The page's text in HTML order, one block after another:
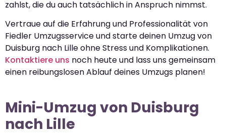
zahlst, die du auch tatsächlich in Anspruch nimmst.
Vertraue auf die Erfahrung und Professionalität von
Fiedler Umzugsservice und starte deinen Umzug von
Duisburg nach Lille ohne Stress und Komplikationen.
Kontaktiere uns noch heute und lass uns gemeinsam
einen reibungslosen Ablauf deines Umzugs planen!
Mini-Umzug von Duisburg
nach Lille